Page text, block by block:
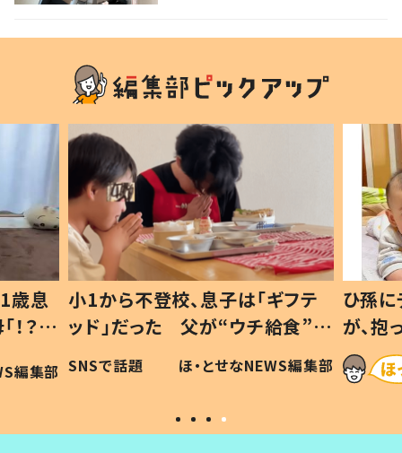
フテ
食”を
編集部
ひ孫にデレデレな80歳じいじ
が、抱っこすると…ひ孫の反応に
「涙が出ました」「可愛くて仕方な
い」
ほ・とせなNEWS編集部